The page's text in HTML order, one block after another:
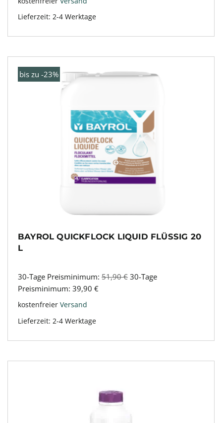
Lieferzeit: 2-4 Werktage
bis zu -23%
BAYROL QUICKFLOCK LIQUID FLÜSSIG 20
L
30-Tage Preisminimum: 51,90€ 30-Tage
Preisminimum: 39,90 €
kostenfreier Versand
Lieferzeit: 2-4 Werktage